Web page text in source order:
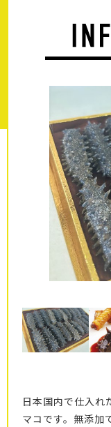
日本国内で仕入れ
マコです。無添加